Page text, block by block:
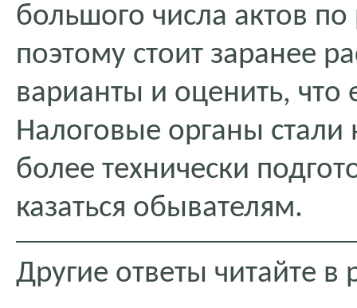
большого числа актов по
поэтому стоит заранее
варианты и оценить,
Налоговые органы
более технически
казаться обывателям.
Другие ответы читайте в